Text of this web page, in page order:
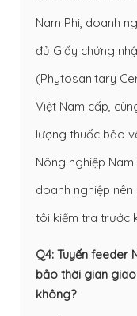
Nam Phi, doanh
đủ Giấy chứng
(Phytosanitary
Việt Nam cấp,
lượng thuốc bảo
Nông nghiệp Nam
doanh nghiệp
tôi kiểm tra trước
Q4: Tuyến feeder
bảo thời gian
không?